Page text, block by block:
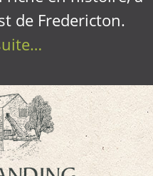
de Fredericton.